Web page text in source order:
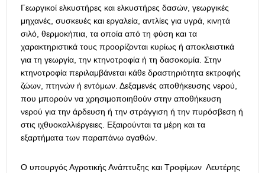
Γεωργικοί ελκυστήρες και ελκυστήρες δασών, γεωργικές
μηχανές, συσκευές και εργαλεία, αντλίες για υγρά, κινητά
σιλό, θερμοκήπια, τα οποία από τη φύση και τα
χαρακτηριστικά τους προορίζονται κυρίως ή αποκλειστικά
για τη γεωργία, την κτηνοτροφία ή τη δασοκομία. Στην
κτηνοτροφία περιλαμβάνεται κάθε δραστηριότητα εκτροφής
ζώων, πτηνών ή εντόμων. Δεξαμενές αποθήκευσης νερού,
που μπορούν να χρησιμοποιηθούν στην αποθήκευση
νερού για την άρδευση ή την στράγγιση ή την πυρόσβεση ή
στις ιχθυοκαλλιέργειες. Εξαιρούνται τα μέρη και τα
εξαρτήματα των παραπάνω αγαθών.
Ο υπουργός Αγροτικής Ανάπτυξης και Τροφίμων Λευτέρης